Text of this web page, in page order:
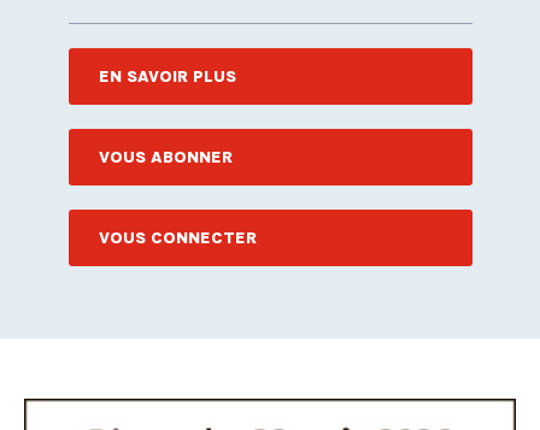
EN SAVOIR PLUS
VOUS ABONNER
VOUS CONNECTER